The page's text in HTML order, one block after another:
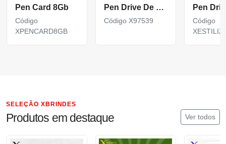
Pen Card 8Gb
Código
XPENCARD8GB
Pen Drive De Bambu 8Gb
Código X97539
Código
SELEÇÃO XBRINDES
Produtos em destaque Ver todos